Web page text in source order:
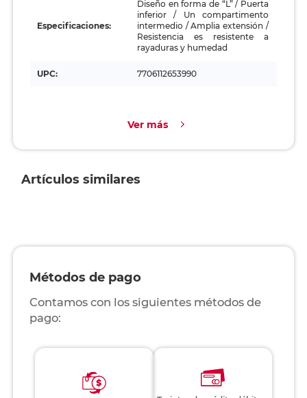
Especificaciones:
Diseño en forma de “L” / Puerta
inferior / Un compartimento
intermedio / Amplia extensión /
Resistencia es resistente a
rayaduras y humedad
UPC: 7706112653990
Ver más
Artículos similares
Métodos de pago
Contamos con los siguientes métodos de
pago: